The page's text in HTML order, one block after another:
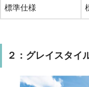
標準仕様
２：グレイスタイ